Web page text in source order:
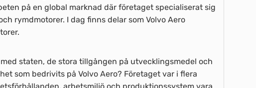
på en global marknad där företaget specialiserat sig
rymdmotorer. I dag finns delar som Volvo Aero
staten, de stora tillgången på utvecklingsmedel och
som bedrivits på Volvo Aero? Företaget var i flera